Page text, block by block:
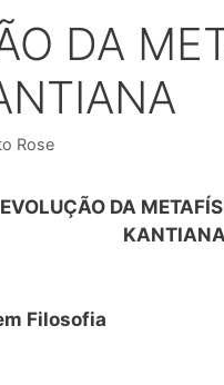
DA
Rose
DA
Filosofia